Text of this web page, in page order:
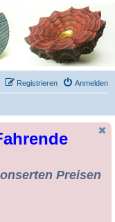
Anmelden
Registrieren
Preisen